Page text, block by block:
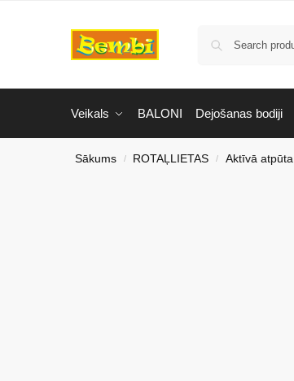
Veikals BALONI Dejošanas bodiji
Sākums / ROTAĻLIETAS / Aktīvā atpūta